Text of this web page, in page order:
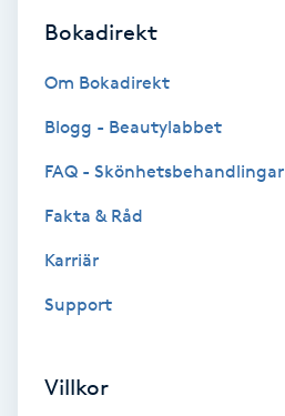
Käkledsbehandling
Kärlbehandling
Laserbehandling
LED-ljusterapi
Bokadirekt
Om Bokadirekt
Blogg - Beautylabbet
FAQ - Skönhetsbehandlingar
Fakta & Råd
Karriär
Support
Villkor